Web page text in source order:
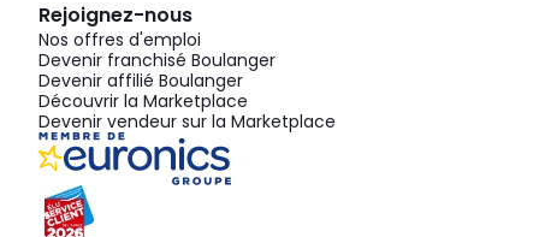
Rejoignez-nous
Nos offres d'emploi
Devenir franchisé Boulanger
Devenir affilié Boulanger
Découvrir la Marketplace
Devenir vendeur sur la Marketplace